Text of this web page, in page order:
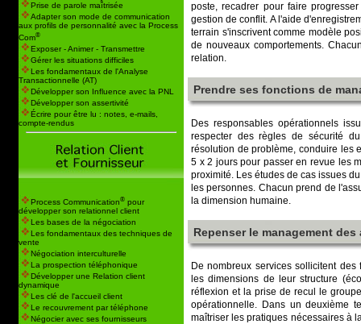
Prise de parole maî̂trisée
Adapter son mode de communication
aux profils de personnalité avec la Process
Com®
Exposer - Animer - Transmettre
Gérer les situations difficiles
Les fondamentaux de l'Analyse
Transactionnelle (AT)
Développer son Influence avec la PNL
Développer son assertivité
Écrire pour être lu : notes, e-mails,
compte-rendus
Process Communication® pour
développer son relationnel client
Les bases de la négociation
Les fondamentaux des techniques de
vente
Négociation interculturelle
La prospection téléphonique
Développer une Relation client
dynamique
Les clé de l'accueil client
Le recouvrement par téléphone
Négocier avec ses fournisseurs
poste, recadrer pour faire
gestion de conflit. A l'aide
terrain s'inscrivent comme modèle
de nouveaux comportements.
relation.
Prendre ses fonctions de
Des responsables opérationnels
respecter des règles de sécurité
résolution de problème, conduire les
5 x 2 jours pour passer en revue les
proximité. Les études de cas issues
les personnes. Chacun prend de
la dimension humaine.
Repenser le management
De nombreux services sollicitent
les dimensions de leur structure
réflexion et la prise de recul le
opérationnelle. Dans un deuxième
maîtriser les pratiques nécessaires à